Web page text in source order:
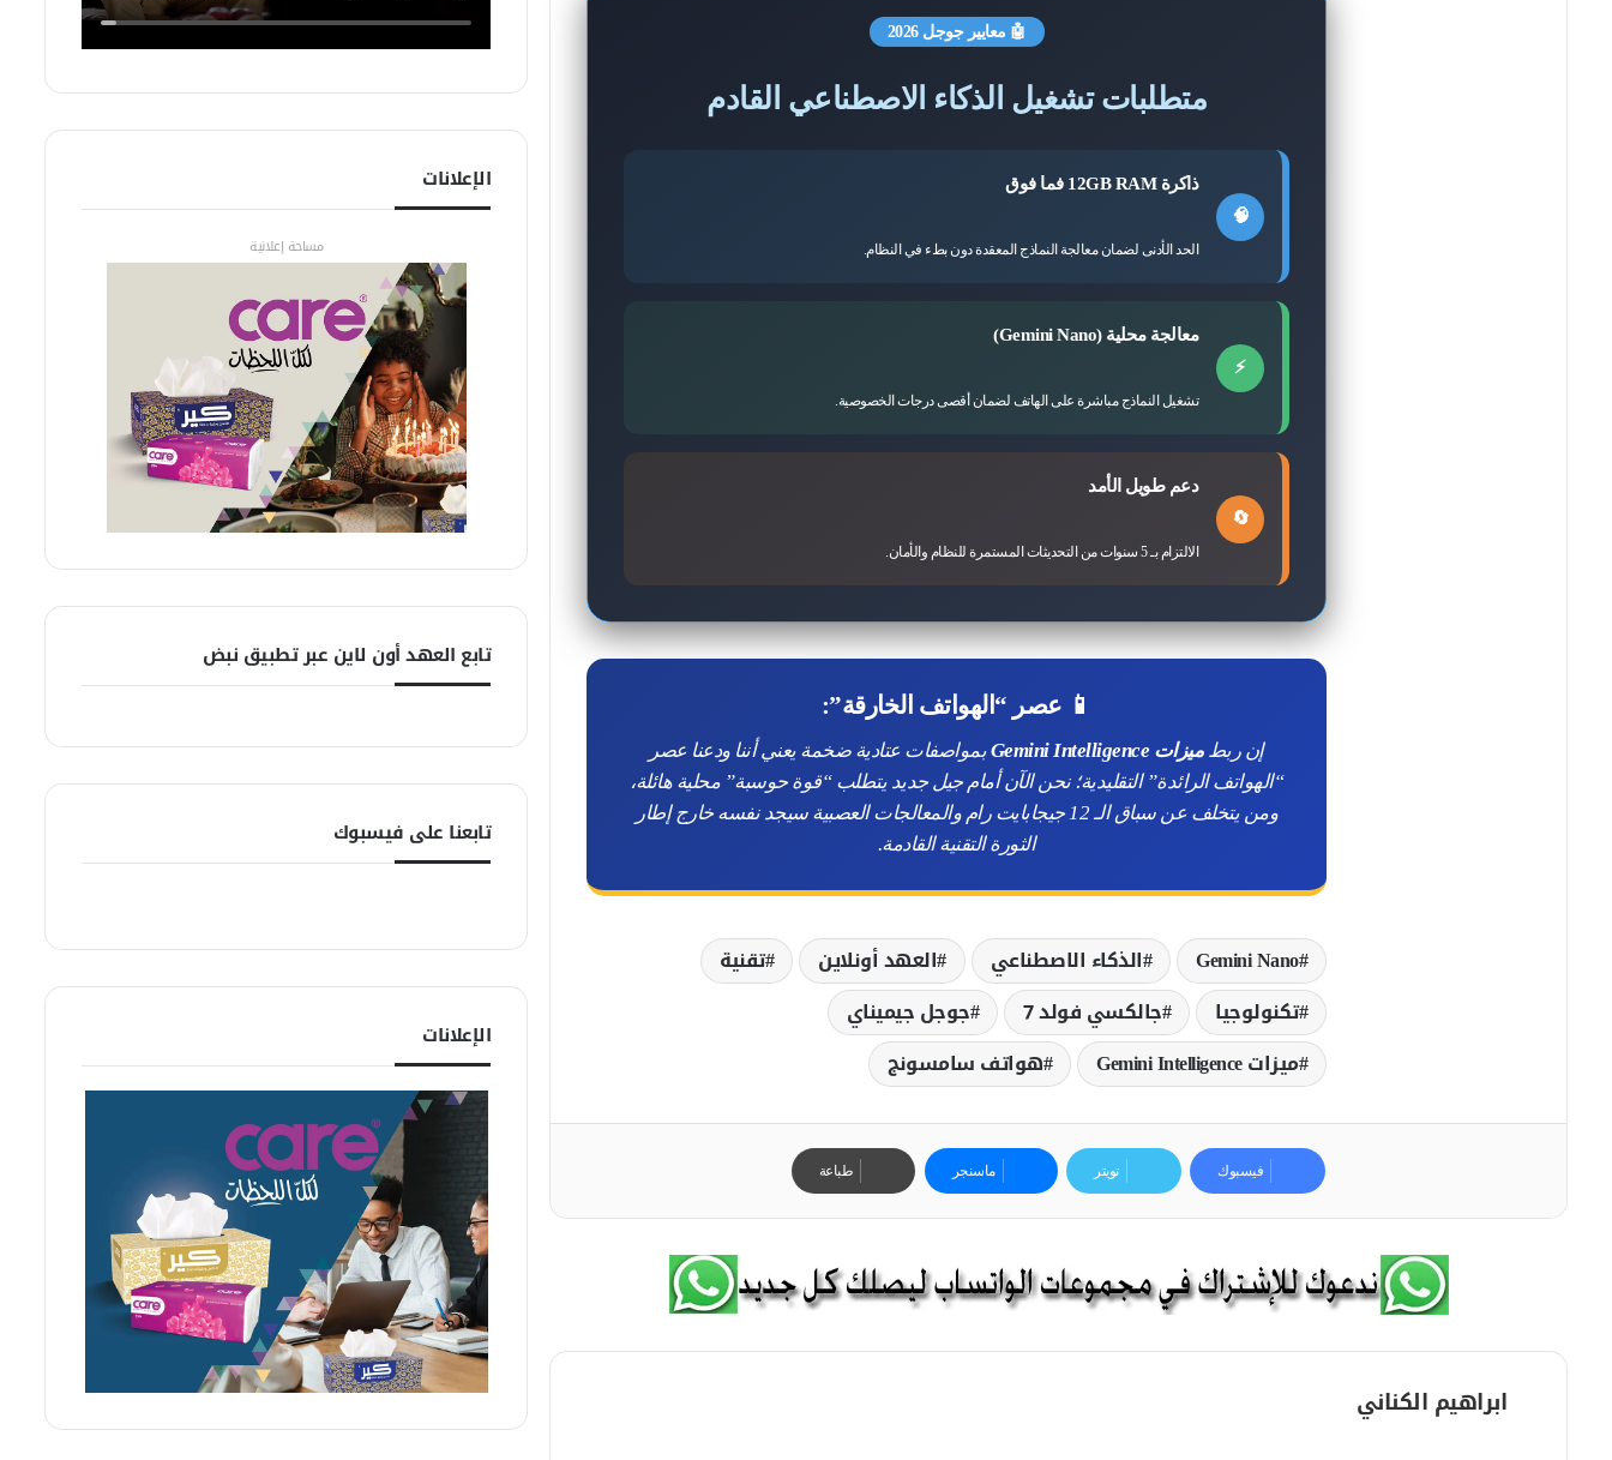
🤖 معايير جوجل 2026
متطلبات تشغيل الذكاء الاصطناعي القادم
🧠
ذاكرة 12GB RAM فما فوق
الحد الأدنى لضمان معالجة النماذج المعقدة دون بطء في النظام.
⚡
معالجة محلية (Gemini Nano)
تشغيل النماذج مباشرة على الهاتف لضمان أقصى درجات الخصوصية.
🔄
دعم طويل الأمد
الالتزام بـ 5 سنوات من التحديثات المستمرة للنظام والأمان.
📱 عصر “الهواتف الخارقة”:
إن ربطميزات Gemini Intelligence
بمواصفات عتادية ضخمة يعني أننا ودعنا عصر
“الهواتف الرائدة” التقليدية؛ نحن الآن أمام جيل جديد يتطلب “قوة حوسبة” محلية هائلة،
ومن يتخلف عن سباق الـ 12 جيجابايت رام والمعالجات العصبية سيجد نفسه خارج إطار
الثورة التقنية القادمة.
Gemini Nano الذكاء الاصطناعي العهد أونلاين
تقنية
تكنولوجيا
جالكسي فولد 7
جوجل جيميناي
ميزات Gemini Intelligence
هواتف سامسونج
فيسبوك تويتر ماسنجر طباعة
ابراهيم الكناني
الإعلانات
مساحة إعلانية
تابع العهد أون لاين عبر تطبيق نبض
تابعنا على فيسبوك
الإعلانات